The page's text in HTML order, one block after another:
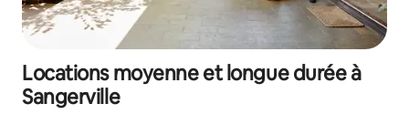
Locations moyenne et longue durée à
Sangerville